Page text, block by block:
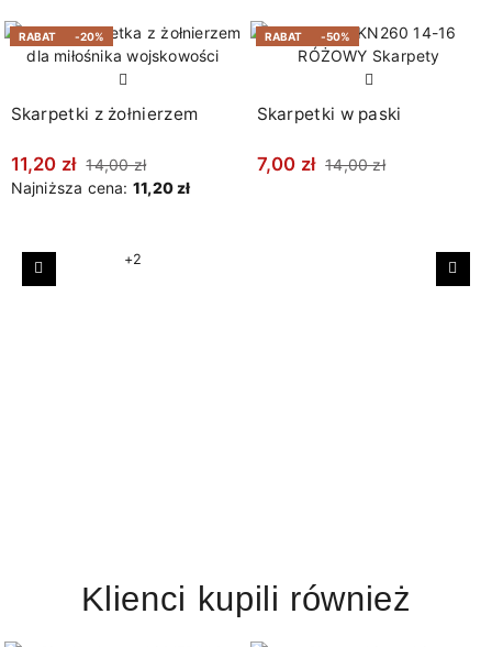
RABAT -20%
Skarpetki z żołnierzem
11,20 zł 14,00 zł
Najniższa cena: 11,20 zł
+2
RABAT -50%
Skarpetki w paski
7,00 zł 14,00 zł
Poprzedni
Klienci kupili również